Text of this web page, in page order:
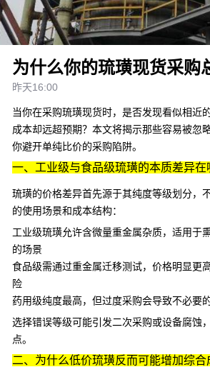
为什么你的琉璜现货采购
昨天16:00
当你在采购琉璜现货时，是否发现看似相近
成本却远超预期？本文将揭示那些容易被忽
你避开单纯比价的采购陷阱。
一、工业级与食品级琉璜的本质差异在
琉璜的价格差异首先源于其纯度等级划分，
的使用场景和成本结构：
工业级琉璜允许含微量重金属杂质，适用于
的场景
食品级需通过重金属迁移测试，价格明显更
险
药用级纯度最高，但过度采购会导致不必要
选择错误等级可能引发二次采购或设备腐蚀
点。
二、为什么低价琉璜反而可能增加综合